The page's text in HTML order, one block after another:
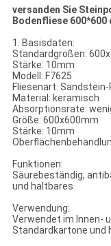
versanden Sie
Bodenfliese
1. Basisdaten:
Standardgrößen:
Stärke: 10mm
Modell: F7625
Fliesenart: Sandstein-
Material: keramisch
Absorptionsrate:
Größe: 600x600mm
Stärke: 10mm
Funktionen:
Säurebeständig,
und haltbares
Verwendung:
Verwendet im Innen-
Standardkartone und